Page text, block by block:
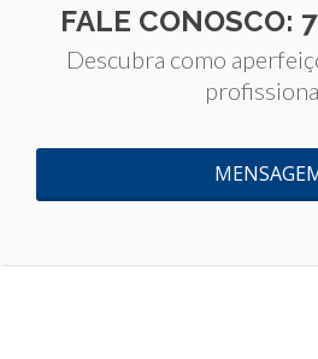
FALE CONOSCO:
Descubra como